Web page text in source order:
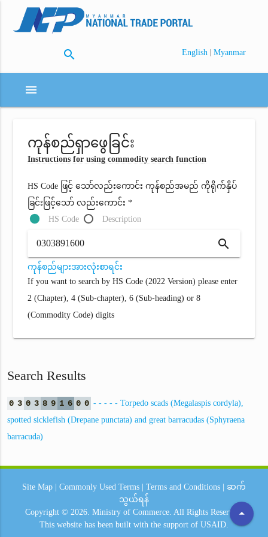
search English | Myanmar
menu
ကုန်စည်ရှာဖွေခြင်း
Instructions for using commodity search function
HS Code ဖြင့် သော်လည်းကောင်း ကုန်စည်အမည် ကိုရိုက်နှိပ်
ခြင်းဖြင့်သော် လည်းကောင်း *
HS Code
Description
search
ကုန်စည်များအားလုံးစာရင်း
If you want to search by HS Code (2022 Version) please enter
2 (Chapter), 4 (Sub-chapter), 6 (Sub-heading) or 8
(Commodity Code) digits
Search Results
0 3 0 3 8 9 1 6 0 0 - - - - - Torpedo scads (Megalaspis cordyla),
spotted sicklefish (Drepane punctata) and great barracudas (Sphyraena
barracuda)
arrow_drop_up
Site Map Commonly Used Terms Terms and Conditions
ဆက်
သွယ်ရန်
Copyright © 2026. Ministry of Commerce. All Rights Reserved.
This website has been built with the support of USAID.